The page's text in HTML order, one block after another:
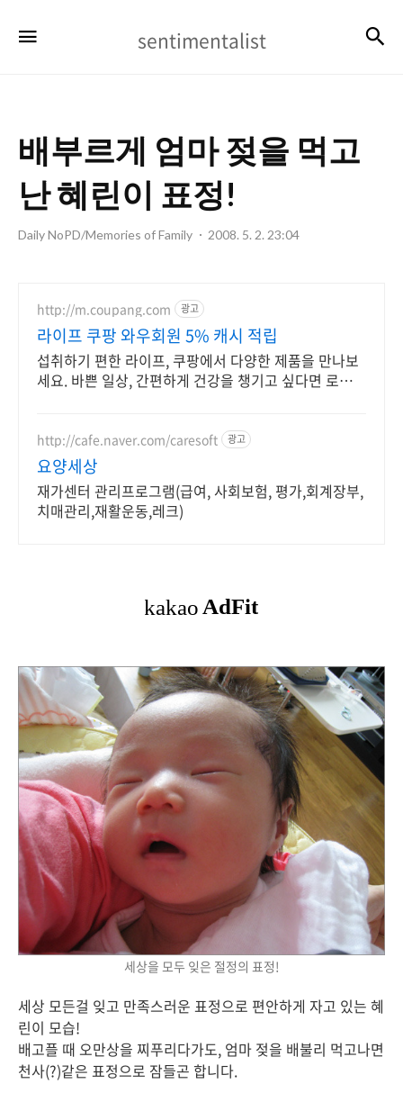
sentimentalist
배부르게 엄마 젖을 먹고
난 혜린이 표정!
Daily NoPD/Memories of Family 2008. 5. 2. 23:04
http://m.coupang.com 광고
라이프 쿠팡 와우회원 5% 캐시 적립
섭취하기 편한 라이프, 쿠팡에서 다양한 제품을 만나보
세요. 바쁜 일상, 간편하게 건강을 챙기고 싶다면 로켓배
http://cafe.naver.com/caresoft 광고
요양세상
재가센터 관리프로그램(급여, 사회보험, 평가,회계장부,
치매관리,재활운동,레크)
세상을 모두 잊은 절정의 표정!
세상 모든걸 잊고 만족스러운 표정으로 편안하게 자고 있는 혜
린이 모습!
배고플 때 오만상을 찌푸리다가도, 엄마 젖을 배불리 먹고나면
천사(?)같은 표정으로 잠들곤 합니다.